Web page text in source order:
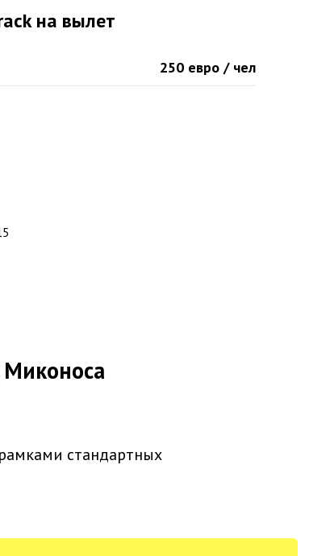
на вылет
250 евро / чел
Миконоса
стандартных